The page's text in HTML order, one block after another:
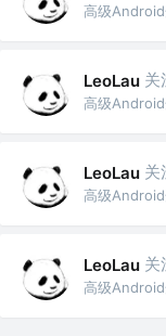
LeoLau 关
LeoLau 关
LeoLau 关